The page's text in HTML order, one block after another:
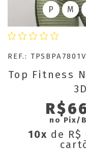
REF.:
Top Fitness
3D
no Pix/
10x de R$
P M